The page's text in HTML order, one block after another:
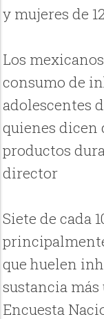
y mujeres de
Los
consumo de
adolescentes
quienes dicen
productos
director
Siete de cada
que huelen
sustancia más
Encuesta